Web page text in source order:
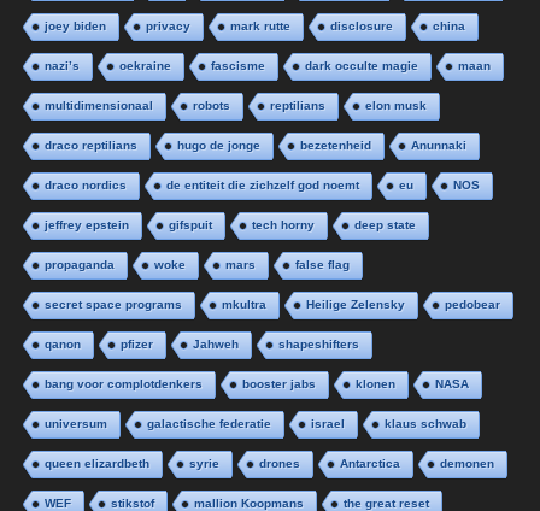
joey biden privacy mark rutte disclosure china
nazi’s oekraine fascisme dark occulte magie maan
multidimensionaal robots reptilians elon musk
draco reptilians hugo de jonge bezetenheid Anunnaki
draco nordics de entiteit die zichzelf god noemt eu NOS
jeffrey epstein gifspuit tech horny deep state
propaganda woke mars false flag
secret space programs mkultra Heilige Zelensky pedobear
qanon pfizer Jahweh shapeshifters
bang voor complotdenkers booster jabs klonen NASA
universum galactische federatie israel klaus schwab
queen elizardbeth syrie drones Antarctica demonen
WEF stikstof mallion Koopmans the great reset